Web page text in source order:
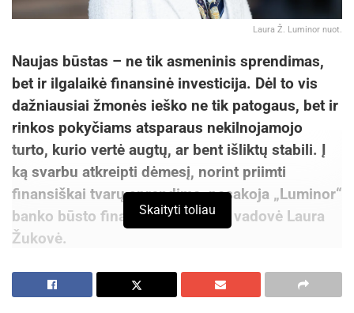
Laura Ž. Luminor nuot.
Naujas būstas – ne tik asmeninis sprendimas,
bet ir ilgalaikė finansinė investicija. Dėl to vis
dažniausiai žmonės ieško ne tik patogaus, bet ir
rinkos pokyčiams atsparaus nekilnojamojo
turto, kurio vertė augtų, ar bent išliktų stabili. Į
ką svarbu atkreipti dėmesį, norint priimti
finansiškai tvarų sprendimą, pasakoja „Luminor“
banko būsto finansavimo srities vadovė Laura
Žukovė.
Vieta – vienas svarbiausių veiksnių
Skaityti toliau